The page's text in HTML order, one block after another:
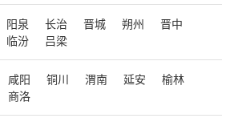
阳泉 长治 晋城 朔州
晋中
临汾 吕梁
咸阳 铜川 渭南 延安
榆林
商洛